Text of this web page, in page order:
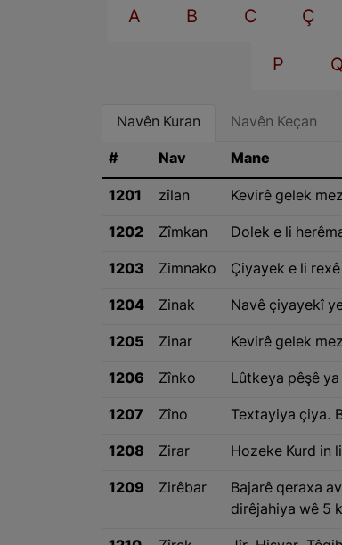
A B C Ç
P Q
Navên Kuran Navên Keçan
# Nav Mane
1201 zîlan Kevirê gelek
1202 Zîmkan Dolek e li
1203 Zimnako Çiyayek e li
1204 Zinak Navê çiyayekî
1205 Zinar Kevirê gelek
1206 Zînko Lûtkeya pêşê
1207 Zîno Textayiya çiya.
1208 Zirar Hozeke Kurd in
1209 Zirêbar
Bajarê qeraxa
dirêjahiya wê 5